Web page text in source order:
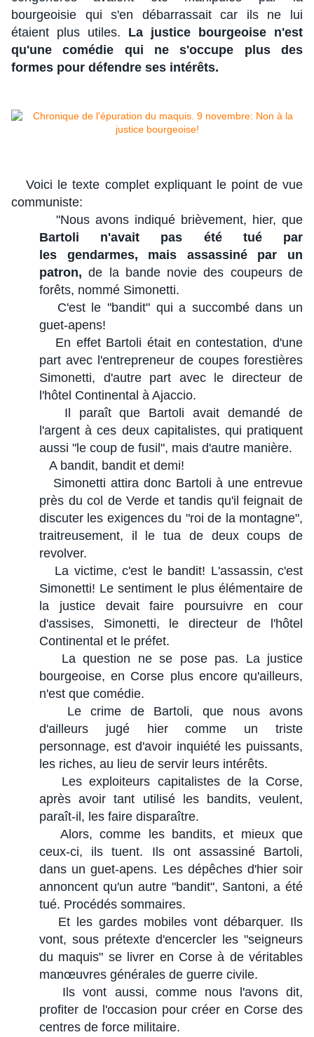
bourgeoisie qui s'en débarrassait car ils ne lui
étaient plus utiles. La justice bourgeoise n'est
qu'une comédie qui ne s'occupe plus des
formes pour défendre ses intérêts.
Voici le texte complet expliquant le point de vue
communiste:
"Nous avons indiqué brièvement, hier, que
Bartoli n'avait pas été tué par
les gendarmes, mais assassiné par un
patron, de la bande novie des coupeurs de
forêts, nommé Simonetti.
C'est le "bandit" qui a succombé dans un
guet-apens!
En effet Bartoli était en contestation, d'une
part avec l'entrepreneur de coupes forestières
Simonetti, d'autre part avec le directeur de
l'hôtel Continental à Ajaccio.
Il paraît que Bartoli avait demandé de
l'argent à ces deux capitalistes, qui pratiquent
aussi "le coup de fusil", mais d'autre manière.
A bandit, bandit et demi!
Simonetti attira donc Bartoli à une entrevue
près du col de Verde et tandis qu'il feignait de
discuter les exigences du "roi de la montagne",
traitreusement, il le tua de deux coups de
revolver.
La victime, c'est le bandit! L'assassin, c'est
Simonetti! Le sentiment le plus élémentaire de
la justice devait faire poursuivre en cour
d'assises, Simonetti, le directeur de l'hôtel
Continental et le préfet.
La question ne se pose pas. La justice
bourgeoise, en Corse plus encore qu'ailleurs,
n'est que comédie.
Le crime de Bartoli, que nous avons
d'ailleurs jugé hier comme un triste
personnage, est d'avoir inquiété les puissants,
les riches, au lieu de servir leurs intérêts.
Les exploiteurs capitalistes de la Corse,
après avoir tant utilisé les bandits, veulent,
paraît-il, les faire disparaître.
Alors, comme les bandits, et mieux que
ceux-ci, ils tuent. Ils ont assassiné Bartoli,
dans un guet-apens. Les dépêches d'hier soir
annoncent qu'un autre "bandit", Santoni, a été
tué. Procédés sommaires.
Et les gardes mobiles vont débarquer. Ils
vont, sous prétexte d'encercler les "seigneurs
du maquis" se livrer en Corse à de véritables
manœuvres générales de guerre civile.
Ils vont aussi, comme nous l'avons dit,
profiter de l'occasion pour créer en Corse des
centres de force militaire.